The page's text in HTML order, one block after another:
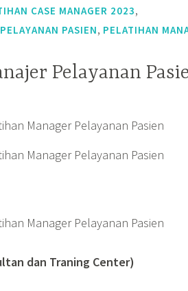
CASE MANAGER 2023,
PASIEN, PELATIHAN
Pelayanan
dan Traning Center)